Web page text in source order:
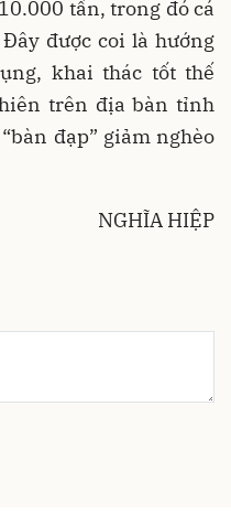
tấn, trong đó cá
được coi là hướng
khai thác tốt thế
trên địa bàn tỉnh
đạp” giảm nghèo
NGHĨA HIỆP